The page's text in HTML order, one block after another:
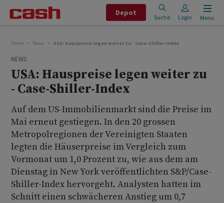
Depot
Suche Login Menu
Home News USA: Hauspreise legen weiter zu - Case-Shiller-Index
NEWS
USA: Hauspreise legen weiter zu
- Case-Shiller-Index
Auf dem US-Immobilienmarkt sind die Preise im
Mai erneut gestiegen. In den 20 grossen
Metropolregionen der Vereinigten Staaten
legten die Häuserpreise im Vergleich zum
Vormonat um 1,0 Prozent zu, wie aus dem am
Dienstag in New York veröffentlichten S&P/Case-
Shiller-Index hervorgeht. Analysten hatten im
Schnitt einen schwächeren Anstieg um 0,7